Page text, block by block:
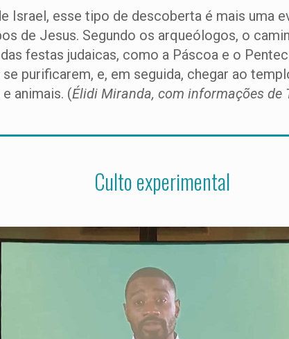
Israel, esse tipo de descoberta é mais uma
de Jesus. Segundo os arqueólogos, o
festas judaicas, como a Páscoa e o
purificarem, e, em seguida, chegar ao
animais. (Élidi Miranda, com informações de
Culto experimental